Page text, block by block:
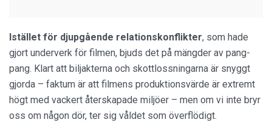
Istället för djupgående relationskonflikter, som hade
gjort underverk för filmen, bjuds det på mängder av pang-
pang. Klart att biljakterna och skottlossningarna är snyggt
gjorda – faktum är att filmens produktionsvärde är extremt
högt med vackert återskapade miljöer – men om vi inte bryr
oss om någon dör, ter sig våldet som överflödigt.